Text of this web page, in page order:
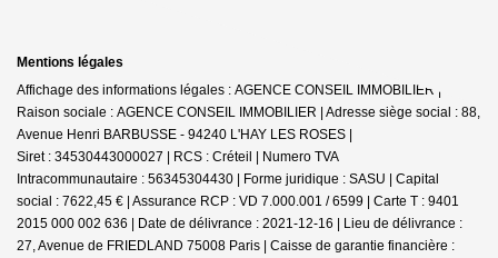
Mentions légales
Affichage des informations légales : AGENCE CONSEIL IMMOBILIER |
Raison sociale : AGENCE CONSEIL IMMOBILIER | Adresse siège social : 88,
Avenue Henri BARBUSSE - 94240 L'HAY LES ROSES |
Siret : 34530443000027 | RCS : Créteil | Numero TVA
Intracommunautaire : 56345304430 | Forme juridique : SASU | Capital
social : 7622,45 € | Assurance RCP : VD 7.000.001 / 6599 | Carte T : 9401
2015 000 002 636 | Date de délivrance : 2021-12-16 | Lieu de délivrance :
27, Avenue de FRIEDLAND 75008 Paris | Caisse de garantie financière :